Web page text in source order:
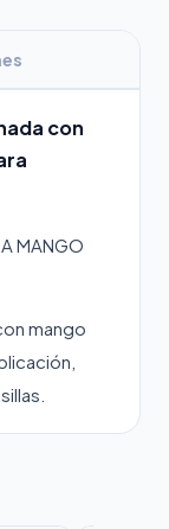
con
MANGO
mango